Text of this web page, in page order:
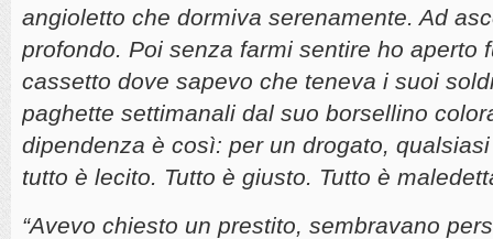
angioletto che dormiva serenamente. Ad
profondo. Poi senza farmi sentire ho aperto
cassetto dove sapevo che teneva i suoi
paghette settimanali dal suo borsellino
dipendenza è così: per un drogato,
tutto è lecito. Tutto è giusto. Tutto è
“Avevo chiesto un prestito, sembravano